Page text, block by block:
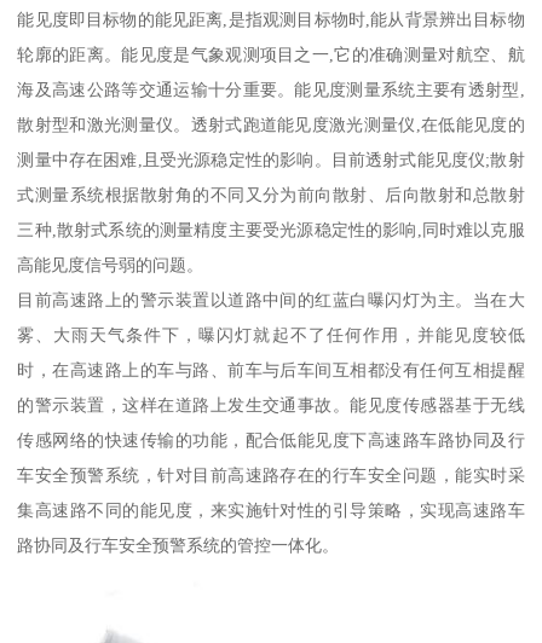
能见度即目标物的能见距离,是指观测目标物时,能从背景辨出目标物
轮廓的距离。能见度是气象观测项目之一,它的准确测量对航空、航
海及高速公路等交通运输十分重要。能见度测量系统主要有透射型,
散射型和激光测量仪。透射式跑道能见度激光测量仪,在低能见度的
测量中存在困难,且受光源稳定性的影响。目前透射式能见度仪;散射
式测量系统根据散射角的不同又分为前向散射、后向散射和总散射
三种,散射式系统的测量精度主要受光源稳定性的影响,同时难以克服
高能见度信号弱的问题。
目前高速路上的警示装置以道路中间的红蓝白曝闪灯为主。当在大
雾、大雨天气条件下，曝闪灯就起不了任何作用，并能见度较低
时，在高速路上的车与路、前车与后车间互相都没有任何互相提醒
的警示装置，这样在道路上发生交通事故。能见度传感器基于无线
传感网络的快速传输的功能，配合低能见度下高速路车路协同及行
车安全预警系统，针对目前高速路存在的行车安全问题，能实时采
集高速路不同的能见度，来实施针对性的引导策略，实现高速路车
路协同及行车安全预警系统的管控一体化。